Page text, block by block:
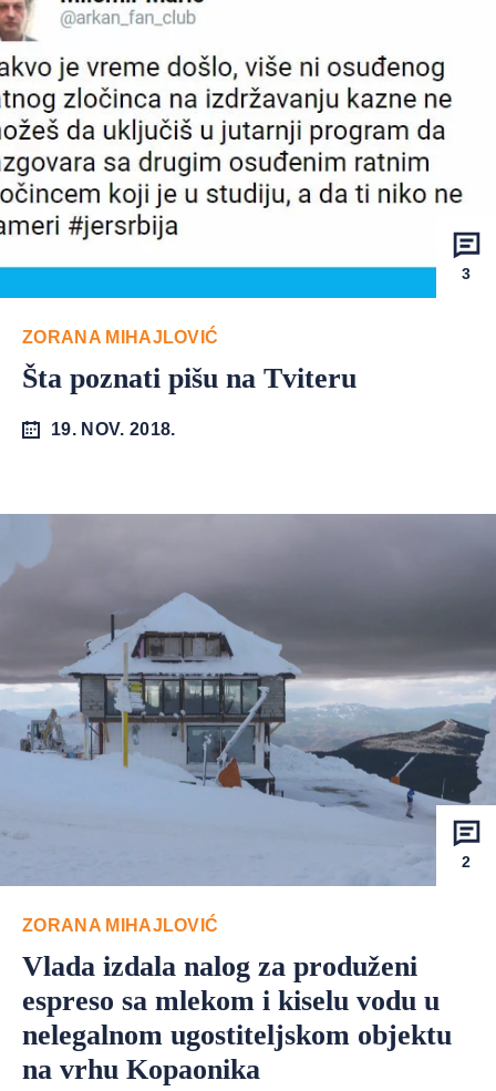
3
ZORANA MIHAJLOVIĆ
Šta poznati pišu na Tviteru
19. NOV. 2018.
2
ZORANA MIHAJLOVIĆ
Vlada izdala nalog za produženi
espreso sa mlekom i kiselu vodu u
nelegalnom ugostiteljskom objektu
na vrhu Kopaonika